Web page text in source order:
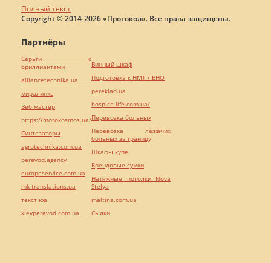
Полный текст
Copyright © 2014-2026 «Протокол». Все права защищены.
Партнёры
Серьги с
бриллиантами
alliancetechnika.ua
миралинкс
Веб мастер
https://motokosmos.ua/
Синтезаторы
agrotechnika.com.ua
perevod.agency
europeservice.com.ua
mk-translations.ua
текст юа
kievperevod.com.ua
Винный шкаф
Подготовка к НМТ / ВНО
pereklad.ua
hospice-life.com.ua/
Перевозка больных
Перевозка лежачих
больных за границу
Шкафы купе
Брендовые сумки
Натяжные потолки Nova
Stelya
maltina.com.ua
Cылки